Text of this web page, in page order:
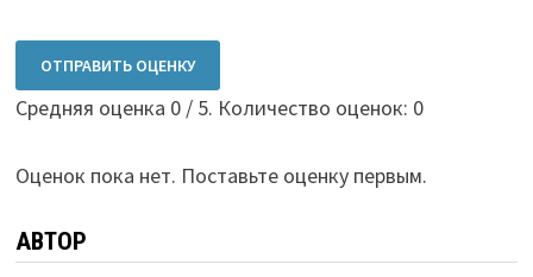
ОТПРАВИТЬ ОЦЕНКУ
Средняя оценка 0/ 5. Количество оценок: 0
Оценок пока нет. Поставьте оценку первым.
АВТОР